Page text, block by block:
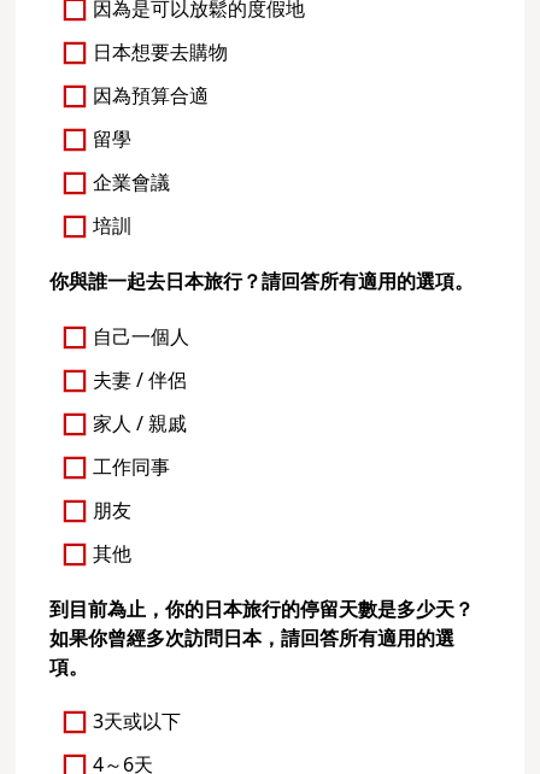
因為是可以放鬆的度假地
日本想要去購物
因為預算合適
留學
企業會議
培訓
你與誰一起去日本旅行？請回答所有適用的選項。
自己一個人
夫妻 / 伴侶
家人 / 親戚
工作同事
朋友
其他
到目前為止，你的日本旅行的停留天數是多少天？
如果你曾經多次訪問日本，請回答所有適用的選
項。
3天或以下
4～6天